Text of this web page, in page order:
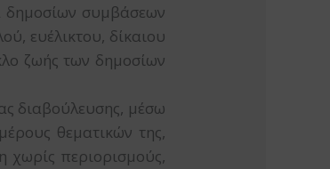
δημοσίων συμβάσεων
ευέλικτου, δίκαιου
ζωής των δημοσίων
διαβούλευσης, μέσω
θεματικών της,
χωρίς περιορισμούς,